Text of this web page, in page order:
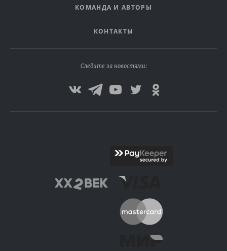
КОМАНДА И АВТОРЫ
КОНТАКТЫ
Следите за новостями: